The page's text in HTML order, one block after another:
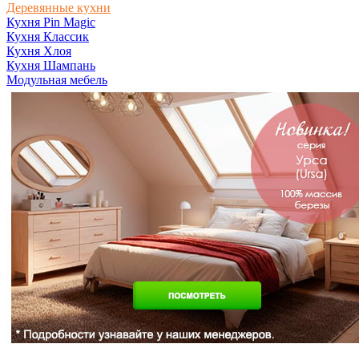
Деревянные кухни
Кухня Pin Magic
Кухня Классик
Кухня Хлоя
Кухня Шампань
Модульная мебель